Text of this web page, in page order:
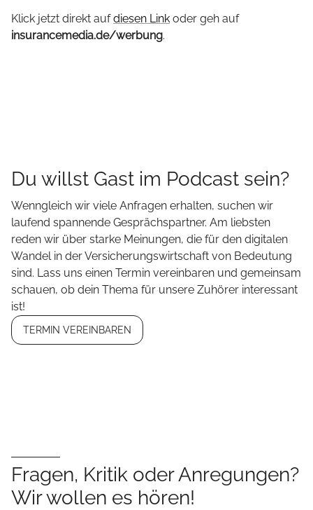
Klick jetzt direkt aufdiesen Link oder geh auf
insurancemedia.de/werbung.
Du willst Gast im Podcast sein?
Wenngleich wir viele Anfragen erhalten, suchen wir
laufend spannende Gesprächspartner. Am liebsten
reden wir über starke Meinungen, die für den digitalen
Wandel in der Versicherungswirtschaft von Bedeutung
sind. Lass uns einen Termin vereinbaren und gemeinsam
schauen, ob dein Thema für unsere Zuhörer interessant
ist!
TERMIN VEREINBAREN
Fragen, Kritik oder Anregungen?
Wir wollen es hören!